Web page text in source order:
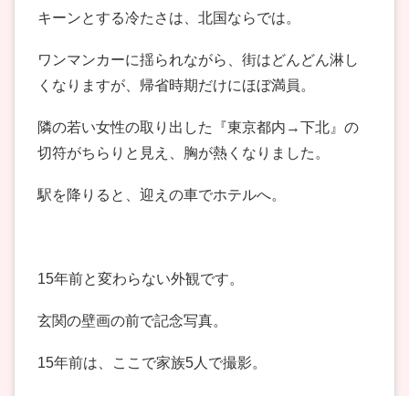
キーンとする冷たさは、北国ならでは。
ワンマンカーに揺られながら、街はどんどん淋し
くなりますが、帰省時期だけにほぼ満員。
隣の若い女性の取り出した『東京都内→下北』の
切符がちらりと見え、胸が熱くなりました。
駅を降りると、迎えの車でホテルへ。
15年前と変わらない外観です。
玄関の壁画の前で記念写真。
15年前は、ここで家族5人で撮影。